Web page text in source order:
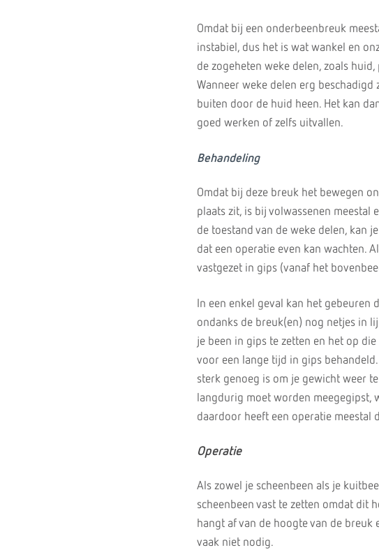
Omdat bij een onderbeenbreuk
instabiel, dus het is wat wankel en
de zogeheten weke delen, zoals
Wanneer weke delen erg
buiten door de huid heen. Het kan
goed werken of zelfs uitvallen.
Behandeling
Omdat bij deze breuk het bewegen
plaats zit, is bij volwassenen meestal
de toestand van de weke delen, kan
dat een operatie even kan wachten.
vastgezet in gips (vanaf het
In een enkel geval kan het gebeuren
ondanks de breuk(en) nog netjes in
je been in gips te zetten en het op
voor een lange tijd in gips
sterk genoeg is om je gewicht weer
langdurig moet worden meegegipst,
daardoor heeft een operatie meestal
Operatie
Als zowel je scheenbeen als je
scheenbeen vast te zetten omdat dit
hangt af van de hoogte van de
vaak niet nodig.